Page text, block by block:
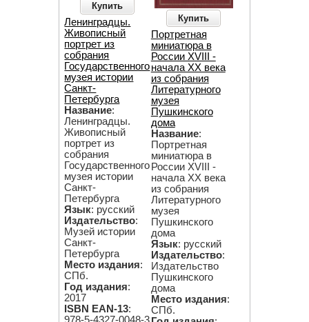
Купить
Ленинградцы.
Живописный
портрет из
собрания
Государственного
музея истории
Санкт-
Петербурга
Название:
Ленинградцы.
Живописный
портрет из
собрания
Государственного
музея истории
Санкт-
Петербурга
Язык: русский
Издательство:
Музей истории
Санкт-
Петербурга
Место издания:
СПб.
Год издания:
2017
ISBN EAN-13:
Купить
Портретная
миниатюра в
России XVIII -
начала ХХ века
из собрания
Литературного
музея
Пушкинского
дома
Название:
Портретная
миниатюра в
России XVIII -
начала ХХ века
из собрания
Литературного
музея
Пушкинского
дома
Язык: русский
Издательство:
Издательство
Пушкинского
дома
Место издания:
СПб.